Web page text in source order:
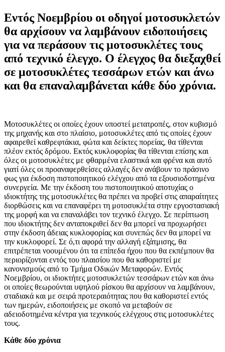
Εντός Νοεμβρίου οι οδηγοί μοτοσυκλετών
θα αρχίσουν να λαμβάνουν ειδοποιήσεις
για να περάσουν τις μοτοσυκλέτες τους
από τεχνικό έλεγχο. Ο έλεγχος θα διεξαχθεί
σε μοτοσυκλέτες τεσσάρων ετών και άνω
και θα επαναλαμβάνεται κάθε δύο χρόνια.
Μοτοσυκλέτες οι οποίες έχουν υποστεί μετατροπές, στον κυβισμό
της μηχανής και στο πλαίσιο, μοτοσυκλέτες από τις οποίες έχουν
αφαιρεθεί καθρεφτάκια, φώτα και δείκτες πορείας, θα τίθενται
πλέον εκτός δρόμου. Εκτός κυκλοφορίας θα τίθενται επίσης και
όλες οι μοτοσυκλέτες με φθαρμένα ελαστικά και φρένα και αυτό
γιατί όλες οι προαναφερθείσες αλλαγές δεν ανάβουν το πράσινο
φως για έκδοση πιστοποιητικού ελέγχου από τα εξουσιοδοτημένα
συνεργεία. Με την έκδοση του πιστοποιητικού αποτυχίας ο
ιδιοκτήτης της μοτοσυκλέτες θα πρέπει να προβεί στις απαραίτητες
διορθώσεις και να επαναφέρει τη μοτοσυκλέτα στην εργοστασιακή
της μορφή και να επαναλάβει τον τεχνικό έλεγχο. Σε περίπτωση
που ιδιοκτήτης δεν ανταποκριθεί δεν θα μπορεί να προχωρήσει
στην έκδοση άδειας κυκλοφορίας και συνεπώς δεν θα μπορεί να
την κυκλοφορεί. Σε ό,τι αφορά την αλλαγή εξάτμισης, θα
επιτρέπεται νοουμένου ότι τα επίπεδα ήχου που θα εκπέμπουν θα
περιορίζονται εντός του πλαισίου που θα καθοριστεί με
κανονισμούς από το Τμήμα Οδικών Μεταφορών. Εντός
Νοεμβρίου, οι ιδιοκτήτες μοτοσυκλετών τεσσάρων ετών και άνω
οι οποίες θεωρούνται υψηλού ρίσκου θα αρχίσουν να λαμβάνουν,
σταδιακά και με σειρά προτεραιότητας που θα καθοριστεί εντός
των ημερών, ειδοποιήσεις με σκοπό να μεταβούν σε
αδειοδοτημένα κέντρα για τεχνικούς ελέγχους στις μοτοσυκλέτες
τους.
Κάθε δύο χρόνια